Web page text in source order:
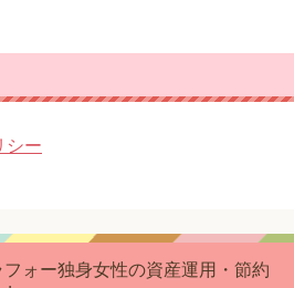
シー
ォー独身女性の資産運用・節約